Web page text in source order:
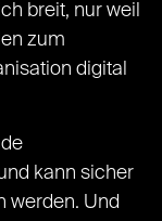
breit, nur weil
zum
digital
kann sicher
werden. Und